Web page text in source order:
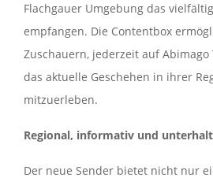
Flachgauer Umgebung das
empfangen. Die Contentbox
Zuschauern, jederzeit auf
das aktuelle Geschehen in ihrer
mitzuerleben.
Regional, informativ und
Der neue Sender bietet nicht nur